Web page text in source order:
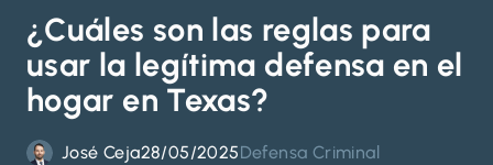
¿Cuáles son las reglas para
usar la legítima defensa en el
hogar en Texas?
José Ceja28/05/2025Defensa Criminal